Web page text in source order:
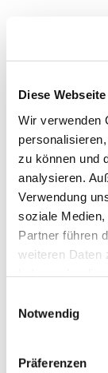
Diese
Wir verwenden
zu können und
analysieren.
Verwendung
soziale
Partner führen
weiteren Daten
Notwendig
Präferenzen